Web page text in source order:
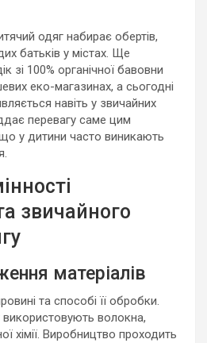
одяг набирає обертів,
батьків у містах. Ще
зі 100% органічної бавовни
еко-магазинах, а сьогодні
навіть у звичайних
перевагу саме цим
у дитини часто виникають
звичайного
матеріалів
та способі її обробки.
використовують волокна,
хімії. Виробництво проходить